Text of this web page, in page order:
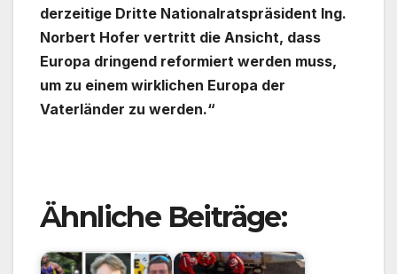
derzeitige Dritte Nationalratspräsident Ing.
Norbert Hofer vertritt die Ansicht, dass
Europa dringend reformiert werden muss,
um zu einem wirklichen Europa der
Vaterländer zu werden.“
Ähnliche Beiträge: